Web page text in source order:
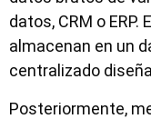
datos, CRM o
almacenan en un
centralizado
Posteriormente,